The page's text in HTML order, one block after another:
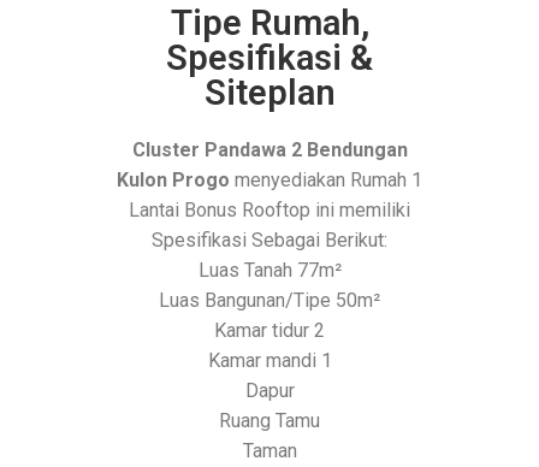
Tipe Rumah,
Spesifikasi &
Siteplan
Cluster Pandawa 2 Bendungan
Kulon Progo menyediakan Rumah 1
Lantai Bonus Rooftop ini memiliki
Spesifikasi Sebagai Berikut:
Luas Tanah 77m²
Luas Bangunan/Tipe 50m²
Kamar tidur 2
Kamar mandi 1
Dapur
Ruang Tamu
Taman